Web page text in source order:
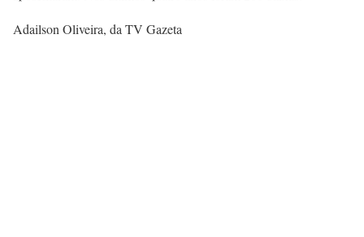
Adailson Oliveira, da TV Gazeta